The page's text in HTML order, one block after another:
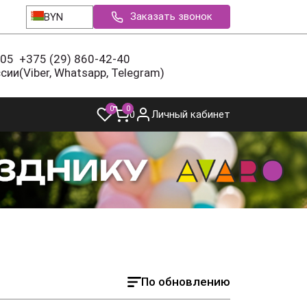
BYN Заказать звонок
+375 (29) 860-42-40
(Viber, Whatsapp, Telegram)
0 00 Личный кабинет
По обновлению